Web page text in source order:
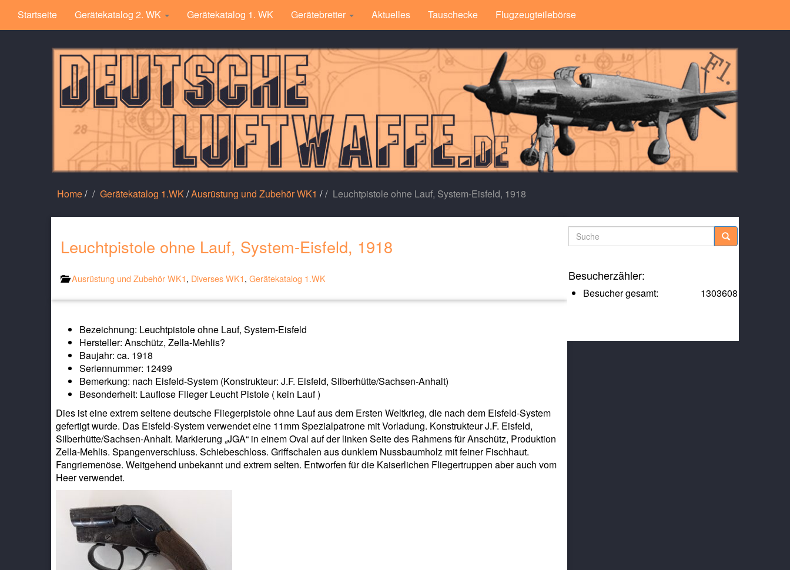
Startseite Gerätekatalog 2. WK Gerätekatalog 1. WK Gerätebretter Aktuelles Tauschecke Flugzeugteilebörse
Home/ Gerätekatalog 1.WK /Ausrüstung und Zubehör WK1 / Leuchtpistole ohne Lauf, System-Eisfeld, 1918
Leuchtpistole ohne Lauf, System-Eisfeld, 1918
Ausrüstung und Zubehör WK1, Diverses WK1, Gerätekatalog 1.WK
Bezeichnung: Leuchtpistole ohne Lauf, System-Eisfeld
Hersteller: Anschütz, Zella-Mehlis?
Baujahr: ca. 1918
Seriennummer: 12499
Bemerkung: nach Eisfeld-System (Konstrukteur: J.F. Eisfeld, Silberhütte/Sachsen-Anhalt)
Besonderheit: Lauflose Flieger Leucht Pistole ( kein Lauf )
Dies ist eine extrem seltene deutsche Fliegerpistole ohne Lauf aus dem Ersten Weltkrieg, die nach dem Eisfeld-System
gefertigt wurde. Das Eisfeld-System verwendet eine 11mm Spezialpatrone mit Vorladung. Konstrukteur J.F. Eisfeld,
Silberhütte/Sachsen-Anhalt. Markierung „JGA“ in einem Oval auf der linken Seite des Rahmens für Anschütz, Produktion
Zella-Mehlis. Spangenverschluss. Schiebeschloss. Griffschalen aus dunklem Nussbaumholz mit feiner Fischhaut.
Fangriemenöse. Weitgehend unbekannt und extrem selten. Entworfen für die Kaiserlichen Fliegertruppen aber auch vom
Heer verwendet.
Suche
Besucherzähler:
1303608
Besucher gesamt: